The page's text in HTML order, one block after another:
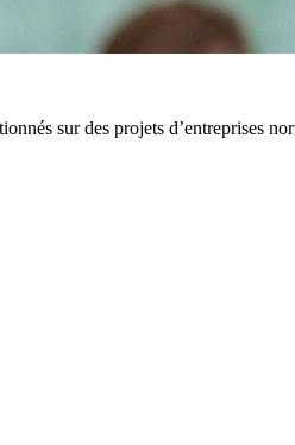
sur des projets d’entreprises